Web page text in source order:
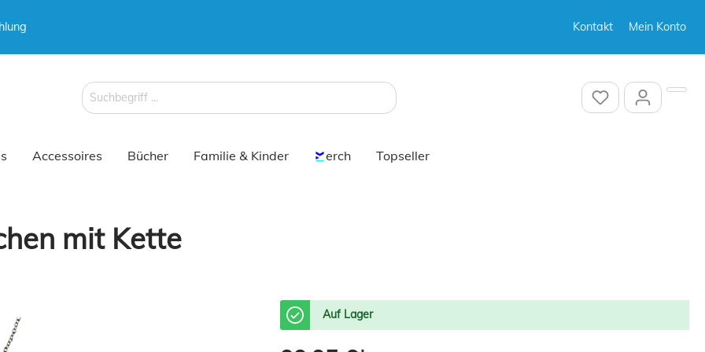
Kontakt Mein Konto
Accessoires Bücher Familie & Kinder erch Topseller
mit Kette
Auf Lager
Schirme
Schirme